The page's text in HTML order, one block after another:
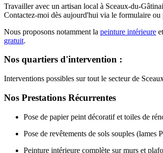
Travailler avec un artisan local à Sceaux-du-
Contactez-moi dès aujourd'hui via le formulaire
Nous proposons notamment la peinture intérieure
gratuit.
Nos quartiers d'intervention :
Interventions possibles sur tout le secteur de
Nos Prestations Récurrentes
Pose de papier peint décoratif et toiles de
Pose de revêtements de sols souples
Peinture intérieure complète sur murs et